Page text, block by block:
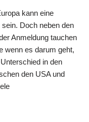
kann eine
Doch neben den
Anmeldung tauchen
wenn es darum geht,
in den
den USA und